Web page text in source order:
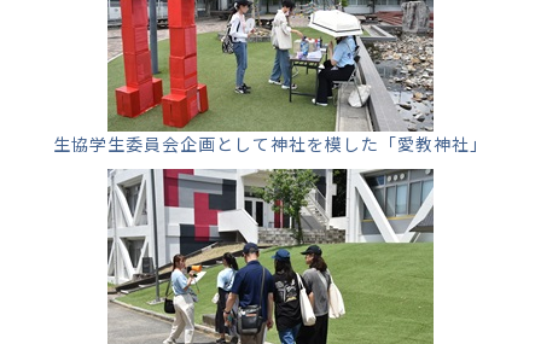
生協学生委員会企画として神社を模した「愛教神社」